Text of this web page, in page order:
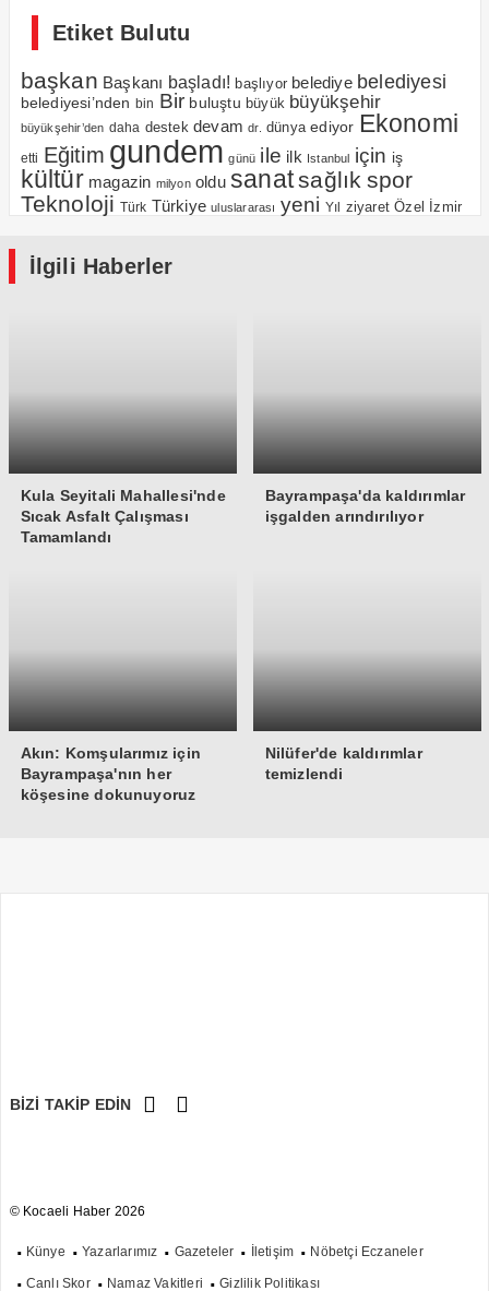
Etiket Bulutu
başkan Başkanı başladı! başlıyor belediye belediyesi
belediyesi’nden bin Bir buluştu büyük büyükşehir
büyükşehir’den daha destek devam dr. dünya ediyor Ekonomi
etti Eğitim gundem günü ile ilk Istanbul için iş
kültür magazin milyon oldu sanatsağlık spor
Teknoloji Türk Türkiye uluslararası yeni Yıl ziyaret Özel İzmir
İlgili Haberler
Kula Seyitali Mahallesi'nde
Sıcak Asfalt Çalışması
Tamamlandı
Bayrampaşa'da kaldırımlar
işgalden arındırılıyor
Akın: Komşularımız için
Bayrampaşa'nın her
köşesine dokunuyoruz
Nilüfer'de kaldırımlar
temizlendi
BİZİ TAKİP EDİN
© Kocaeli Haber 2026
Künye Yazarlarımız Gazeteler İletişim Nöbetçi Eczaneler
Canlı Skor Namaz Vakitleri Gizlilik Politikası